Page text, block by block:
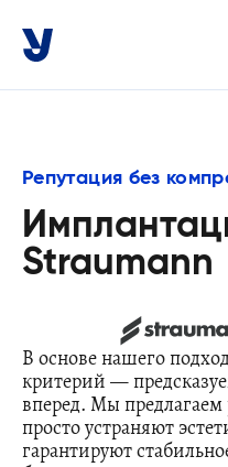
Straumann
Репутация без
В основе нашего
критерий —
вперед. Мы
просто устраняют
гарантируют